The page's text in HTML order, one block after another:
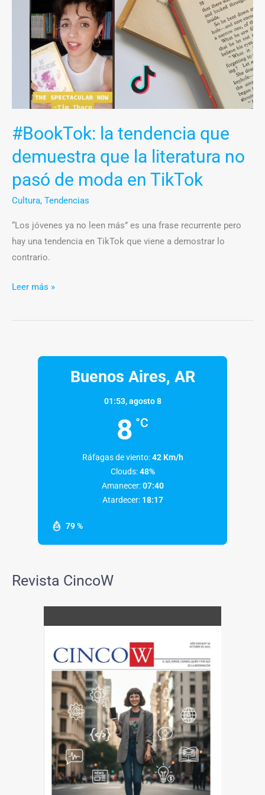
#BookTok: la tendencia que
demuestra que la literatura no
pasó de moda en TikTok
Cultura, Tendencias
“Los jóvenes ya no leen más” es una frase recurrente pero
hay una tendencia en TikTok que viene a demostrar lo
contrario.
tendencia
demuestra
literatura
pasó
de
en
TikTok
Leer más »
Buenos Aires, AR
01:53,agosto 8
8 °C
79 %
Ráfagas de viento: 42 Km/h
Clouds: 48%
Amanecer: 07:40
Atardecer: 18:17
Revista CincoW